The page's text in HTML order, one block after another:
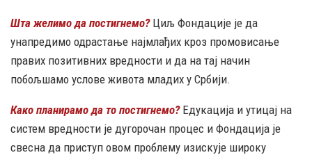
Шта желимо да постигнемо?Циљ Фондације је да
унапредимо одрастање најмлађих кроз промовисање
правих позитивних вредности и да на тај начин
побољшамо услове живота младих у Србији.
Како планирамо да то постигнемо?Едукација и утицај на
систем вредности је дугорочан процес и Фондација је
свесна да приступ овом проблему изискује широку